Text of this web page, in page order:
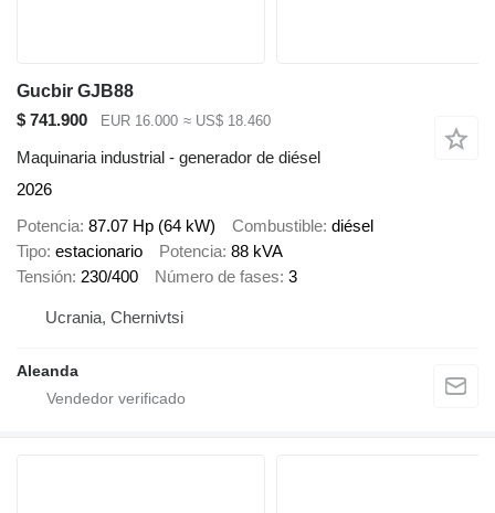
Gucbir GJB88
$ 741.900
EUR 16.000 ≈ US$ 18.460
Maquinaria industrial - generador de diésel
2026
Potencia 87.07 Hp (64 kW) Combustible diésel
Tipo estacionario Potencia 88 kVA
Tensión 230/400 Número de fases 3
Ucrania, Chernivtsi
Aleanda